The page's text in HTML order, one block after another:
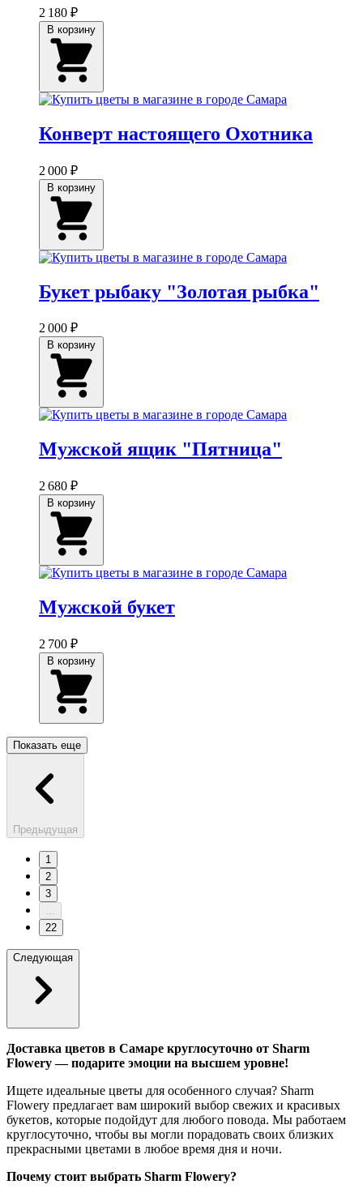
2 180 ₽
Конверт настоящего Охотника
2 000 ₽
Букет рыбаку "Золотая рыбка"
2 000 ₽
Мужской ящик "Пятница"
2 680 ₽
Мужской букет
2 700 ₽
Показать еще
Предыдущая
1
2
3
...
22
Следующая
Доставка цветов в Самаре круглосуточно от Sharm
Flowery — подарите эмоции на высшем уровне!
Ищете идеальные цветы для особенного случая? Sharm
Flowery предлагает вам широкий выбор свежих и красивых
букетов, которые подойдут для любого повода. Мы работаем
круглосуточно, чтобы вы могли порадовать своих близких
прекрасными цветами в любое время дня и ночи.
Почему стоит выбрать Sharm Flowery?